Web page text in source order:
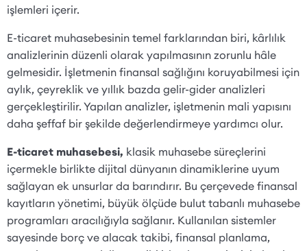
işlemleri içerir.
E-ticaret muhasebesinin temel farklarından biri, kârlılık
analizlerinin düzenli olarak yapılmasının zorunlu hâle
gelmesidir. İşletmenin finansal sağlığını koruyabilmesi için
aylık, çeyreklik ve yıllık bazda gelir-gider analizleri
gerçekleştirilir. Yapılan analizler, işletmenin mali yapısını
daha şeffaf bir şekilde değerlendirmeye yardımcı olur.
E-ticaret muhasebesi, klasik muhasebe süreçlerini
içermekle birlikte dijital dünyanın dinamiklerine uyum
sağlayan ek unsurlar da barındırır. Bu çerçevede finansal
kayıtların yönetimi, büyük ölçüde bulut tabanlı muhasebe
programları aracılığıyla sağlanır. Kullanılan sistemler
sayesinde borç ve alacak takibi, finansal planlama,